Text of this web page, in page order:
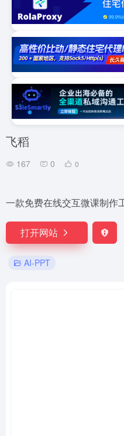
飞稻
167 0 0
一款免费在线交互微课制作
打开网站
AI-PPT